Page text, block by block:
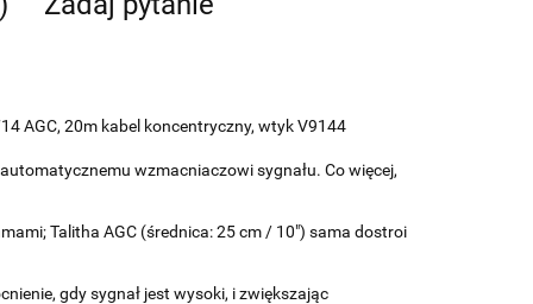
AGC, 20m kabel koncentryczny, wtyk V9144
wzmacniaczowi sygnału. Co więcej,
Talitha AGC (średnica: 25 cm / 10") sama dostroi
gdy sygnał jest wysoki, i zwiększając